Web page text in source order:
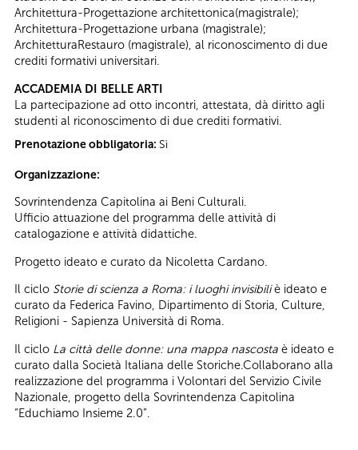
Architettura-Progettazione architettonica(magistrale);
Architettura-Progettazione urbana (magistrale);
ArchitetturaRestauro (magistrale), al riconoscimento di due
crediti formativi universitari.
ACCADEMIA DI BELLE ARTI
La partecipazione ad otto incontri, attestata, dà diritto agli
studenti al riconoscimento di due crediti formativi.
Prenotazione obbligatoria: Sì
Organizzazione:
Sovrintendenza Capitolina ai Beni Culturali.
Ufficio attuazione del programma delle attività di
catalogazione e attività didattiche.
Progetto ideato e curato da Nicoletta Cardano.
Il ciclo Storie di scienza a Roma: i luoghi invisibiliè ideato e
curato da Federica Favino, Dipartimento di Storia, Culture,
Religioni - Sapienza Università di Roma.
Il ciclo La città delle donne: una mappa nascosta è ideato e
curato dalla Società Italiana delle Storiche.Collaborano alla
realizzazione del programma i Volontari del Servizio Civile
Nazionale, progetto della Sovrintendenza Capitolina
“Educhiamo Insieme 2.0”.